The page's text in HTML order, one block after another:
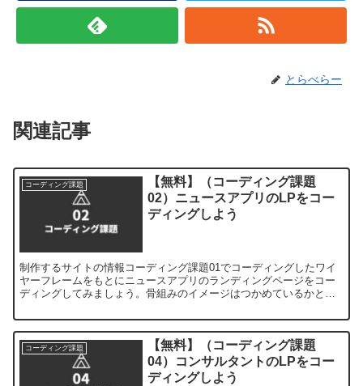
とらべらー
関連記事
コーディング課題
【無料】（コーディング課題
02）ニュースアプリのLPをコー
ディングしよう
制作するサイトの情報コーディング課題01でコーディングしたワイ
ヤーフレームをもとにニュースアプリのランディングページをコー
ディングしてみましょう。骨組みのイメージはつかめているかと思
コーディング課題
【無料】（コーディング課題
04）コンサルタントのLPをコー
ディングしよう